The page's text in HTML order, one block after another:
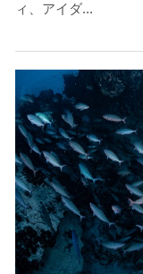
ィ、アイダ...
一度でもそのよ
いため、必ずこ
4.スイム遂行の可
ツアー当日は、
スイムが実施で
エントリーでき
った場合でも返
承ください。
5.海況について
沖縄の1月～3月
ません。そのた
ケリングを行う